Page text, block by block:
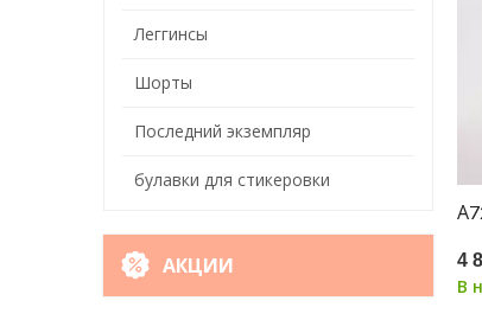
Леггинсы
Шорты
Последний экземпляр
булавки для стикеровки
АКЦИИ 4
В